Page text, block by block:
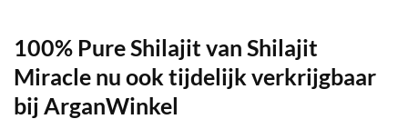
100% Pure Shilajit van Shilajit
Miracle nu ook tijdelijk verkrijgbaar
bij ArganWinkel